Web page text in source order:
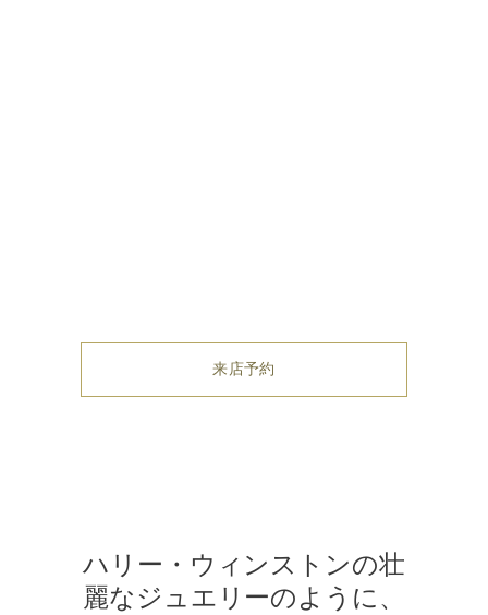
来店予約
ハリー・ウィンストンの壮
麗なジュエリーのように、